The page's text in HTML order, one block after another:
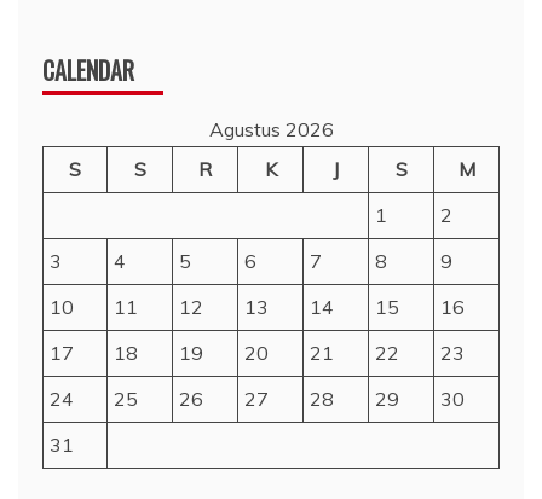
CALENDAR
Agustus 2026
S
S R K J S
M
1
2
3
4 5 6 7 8
9
10
11 12 13 14 15
16
17
18 19 20 21 22
23
24
25 26 27 28 29
30
31